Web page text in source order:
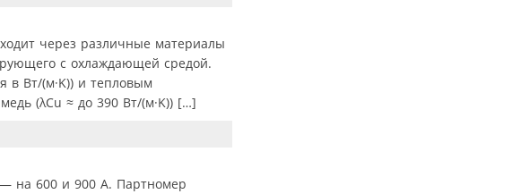
через различные материалы
с охлаждающей средой.
в Вт/(м·K)) и тепловым
(λCu ≈ до 390 Вт/(м·K)) […]
— на 600 и 900 А. Партномер